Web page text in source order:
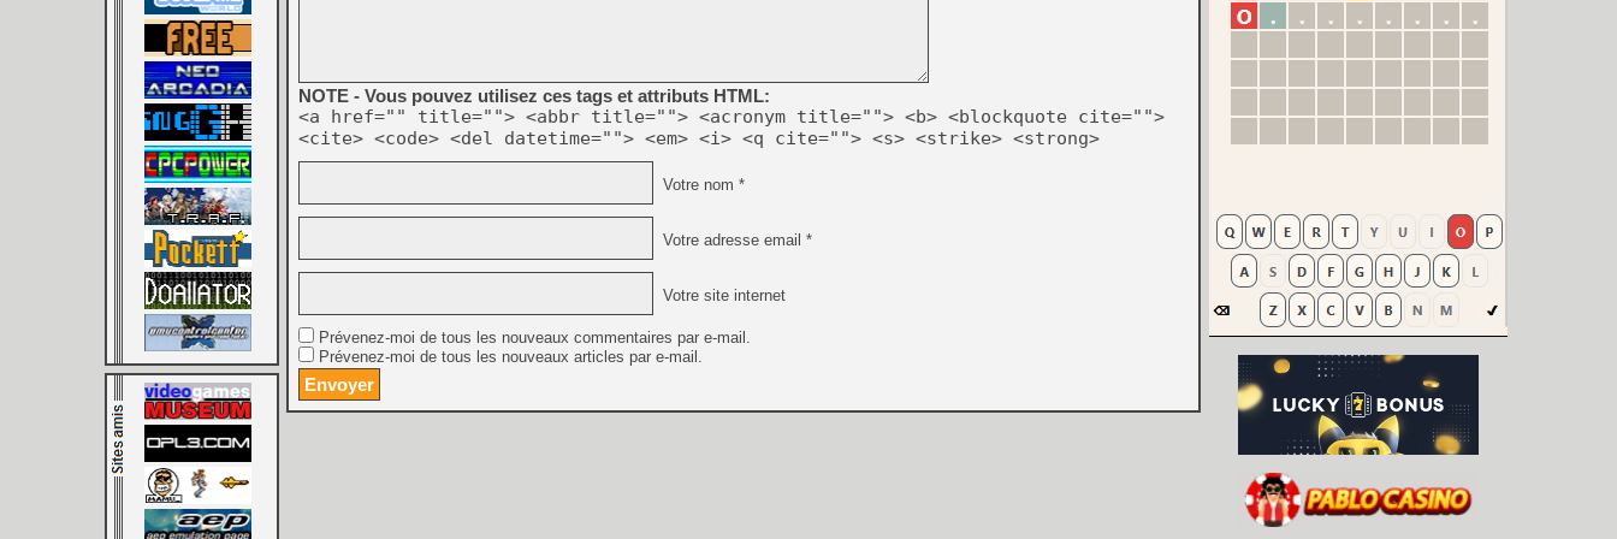
NOTE - Vous pouvez utilisez ces tags et attributs HTML:
<a href="" title=""> <abbr title=""> <acronym title=""> <b> <blockquote cite="">
<cite> <code> <del datetime=""> <em> <i> <q cite=""> <s> <strike> <strong>
Votre nom *
Votre adresse email *
Votre site internet
Prévenez-moi de tous les nouveaux commentaires par e-mail.
Prévenez-moi de tous les nouveaux articles par e-mail.